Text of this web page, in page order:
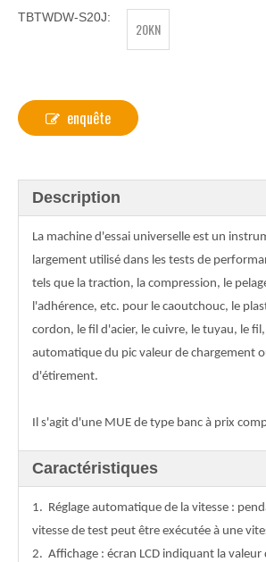
TBTWDW-S20J:
20KN
enquête
Description
La machine d'essai universelle est un
largement utilisé dans les tests de
tels que la traction, la compression, le
l'adhérence, etc. pour le caoutchouc, le
cordon, le fil d'acier, le cuivre, le tuyau, le
automatique du pic valeur de chargement
d'étirement.
Il s'agit d'une MUE de type banc à prix
Caractéristiques
1. Réglage automatique de la vitesse :
vitesse de test peut être exécutée à une
2. Affichage : écran LCD indiquant la